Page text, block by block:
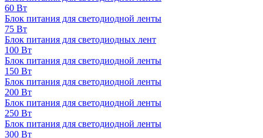
60 Вт
Блок питания для светодиодной ленты
75 Вт
Блок питания для светодиодных лент
100 Вт
Блок питания для светодиодной ленты
150 Вт
Блок питания для светодиодной ленты
200 Вт
Блок питания для светодиодной ленты
250 Вт
Блок питания для светодиодной ленты
300 Вт